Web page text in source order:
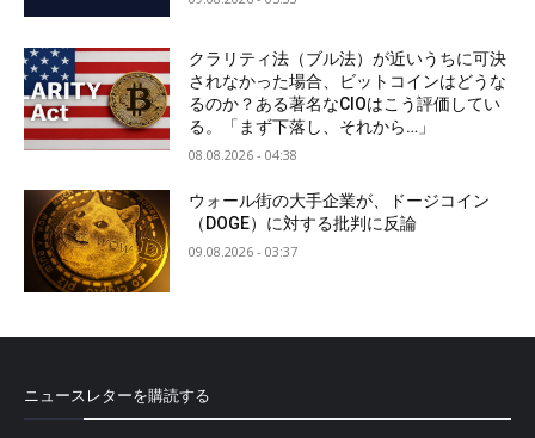
クラリティ法（ブル法）が近いうちに可決
されなかった場合、ビットコインはどうな
るのか？ある著名なCIOはこう評価してい
る。「まず下落し、それから…」
08.08.2026 - 04:38
ウォール街の大手企業が、ドージコイン
（DOGE）に対する批判に反論
09.08.2026 - 03:37
ニュースレターを購読する